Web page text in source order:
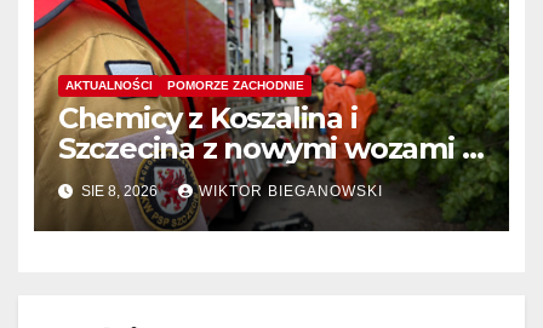
AKTUALNOŚCI POMORZE ZACHODNIE
Chemicy z Koszalina i
Szczecina z nowymi wozami –
wyłoniono wykonawcę
SIE 8, 2026 WIKTOR BIEGANOWSKI